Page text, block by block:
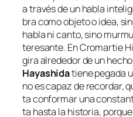
a tra­vés de un ha­bla
bra co­mo ob­je­to o idea,
ha­bla ni can­to, sino
tere­san­te. EnCromartie
gi­ra al­re­de­dor de un
Hayashidatie­ne pe­ga­da
no es ca­paz de re­cor­dar,
ta con­for­mar una
ta has­ta la his­to­ria,